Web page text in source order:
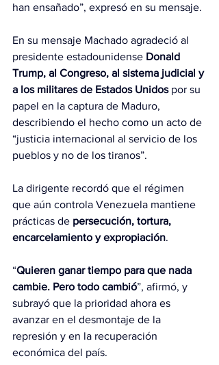
han ensañado”, expresó en su mensaje.
En su mensaje Machado agradeció al
presidente estadounidense Donald
Trump, al Congreso, al sistema judicial y
a los militares de Estados Unidos por su
papel en la captura de Maduro,
describiendo el hecho como un acto de
“justicia internacional al servicio de los
pueblos y no de los tiranos”.
La dirigente recordó que el régimen
que aún controla Venezuela mantiene
prácticas de persecución, tortura,
encarcelamiento y expropiación.
“Quieren ganar tiempo para que nada
cambie. Pero todo cambió”, afirmó, y
subrayó que la prioridad ahora es
avanzar en el desmontaje de la
represión y en la recuperación
económica del país.